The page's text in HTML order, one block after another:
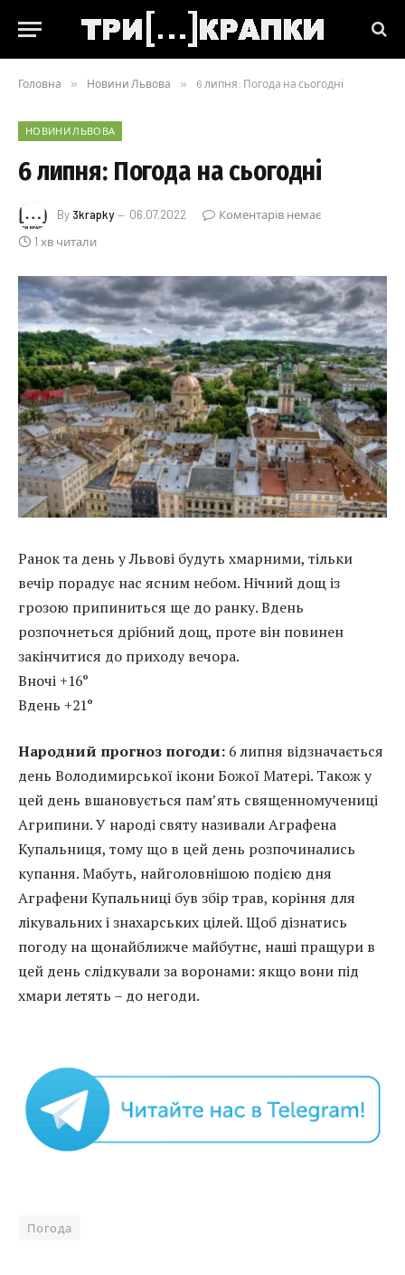
Головна » Новини Львова » 6 липня: Погода на сьогодні
НОВИНИ ЛЬВОВА
6 липня: Погода на сьогодні
By 3krapky 06.07.2022
Коментарів немає
1 хв читали
Ранок та день у Львові будуть хмарними, тільки
вечір порадує нас ясним небом. Нічний дощ із
грозою припиниться ще до ранку. Вдень
розпочнеться дрібний дощ, проте він повинен
закінчитися до приходу вечора.
Вночі +16°
Вдень +21°
Народний прогноз погоди: 6 липня відзначається
день Володимирської ікони Божої Матері. Також у
цей день вшановується пам’ять священномучениці
Агрипини. У народі святу називали Аграфена
Купальниця, тому що в цей день розпочинались
купання. Мабуть, найголовнішою подією дня
Аграфени Купальниці був збір трав, коріння для
лікувальних і знахарських цілей. Щоб дізнатись
погоду на щонайближче майбутнє, наші пращури в
цей день слідкували за воронами: якщо вони під
хмари летять – до негоди.
Погода